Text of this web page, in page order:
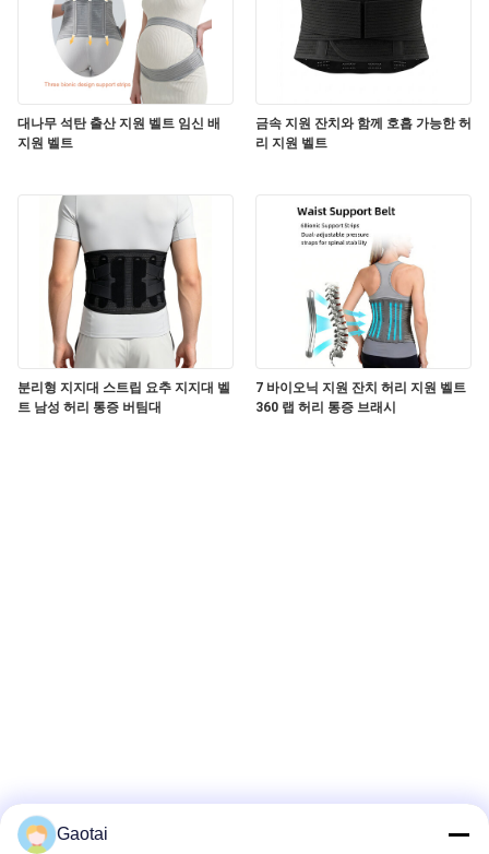
대나무 석탄 출산 지원 벨트 임신 배
지원 벨트
금속 지원 잔치와 함께 호흡 가능한 허
리 지원 벨트
분리형 지지대 스트립 요추 지지대 벨
트 남성 허리 통증 버팀대
7 바이오닉 지원 잔치 허리 지원 벨트
360 랩 허리 통증 브래시
Gaotai